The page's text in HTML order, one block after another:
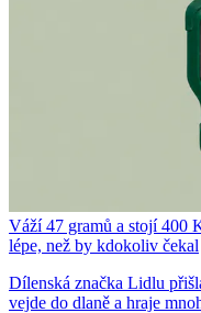
Váží 47 gramů a stojí 400
lépe, než by kdokoliv čekal
Dílenská značka Lidlu
vejde do dlaně a hraje